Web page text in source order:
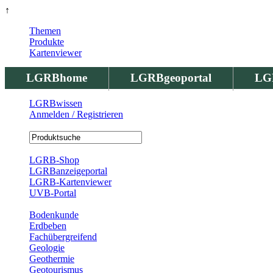
↑
LGRBhome LGRBgeoportal
Themen
Produkte
Kartenviewer
LGRBwissen
Anmelden / Registrieren
LGRB-Shop
LGRBanzeigeportal
LGRB-Kartenviewer
UVB-Portal
Bodenkunde
Erdbeben
Fachübergreifend
Geologie
Geothermie
Geotourismus